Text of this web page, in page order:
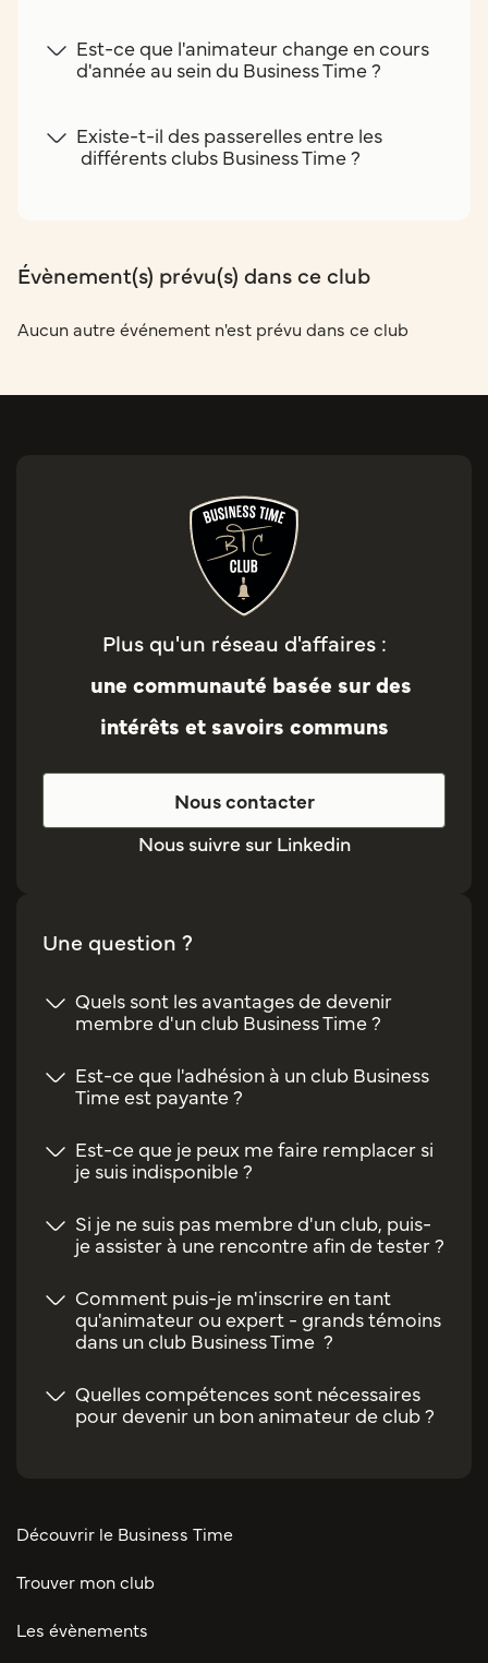
Est-ce que l'animateur change en cours
d'année au sein du Business Time ?
Existe-t-il des passerelles entre les
différents clubs Business Time ?
Évènement(s) prévu(s) dans ce club
Aucun autre événement n'est prévu dans ce club
Plus qu'un réseau d'affaires :
une communauté basée sur des
intérêts et savoirs communs
Nous contacter
Nous suivre sur Linkedin
Une question ?
Quels sont les avantages de devenir
membre d'un club Business Time ?
Est-ce que l'adhésion à un club Business
Time est payante ?
Est-ce que je peux me faire remplacer si
je suis indisponible ?
Si je ne suis pas membre d'un club, puis-
je assister à une rencontre afin de tester ?
Comment puis-je m'inscrire en tant
qu'animateur ou expert - grands témoins
dans un club Business Time ?
Quelles compétences sont nécessaires
pour devenir un bon animateur de club ?
Découvrir le Business Time
Trouver mon club
Les évènements